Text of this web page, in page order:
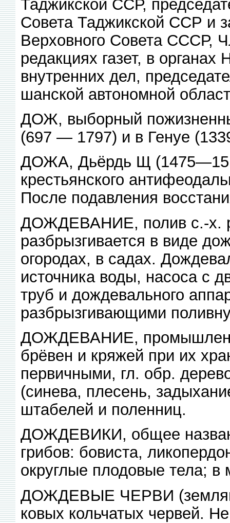
Таджикской ССР,
Совета Таджикской ССР и
Верховного Совета СССР,
редакциях газет, в
внутренних дел,
шанской автономной
ДОЖ, выборный
(697 — 1797) и в Генуе
ДОЖА, Дьёрдь Щ
крестьянского
После подавления
ДОЖДЕВАНИЕ, полив с.-х.
разбрызгивается в виде
огородах, в садах.
источника воды, насоса с
труб и дождевального
разбрызгивающими
ДОЖДЕВАНИЕ,
брёвен и кряжей при их
первичными, гл. обр.
(синева, плесень,
штабелей и поленниц.
ДОЖДЕВИКИ, общее
грибов: бовиста,
округлые плодовые тела;
ДОЖДЕВЫЕ ЧЕРВИ
ковых кольчатых червей.